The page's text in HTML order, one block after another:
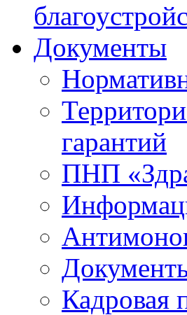
Документы
гарантий
ПНП
Кадровая